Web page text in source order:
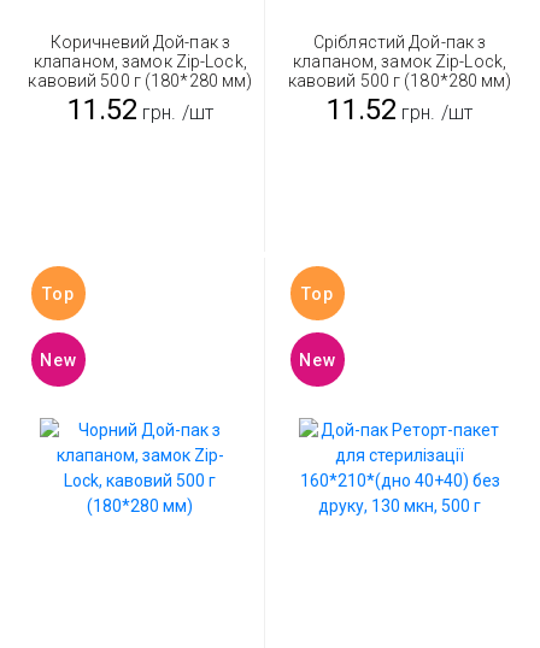
Коричневий Дой-пак з
клапаном, замок Zip-Lock,
кавовий 500 г (180*280 мм)
11.52 грн. /шт
Сріблястий Дой-пак з
клапаном, замок Zip-Lock,
кавовий 500 г (180*280 мм)
11.52 грн. /шт
Top
New
Top
New